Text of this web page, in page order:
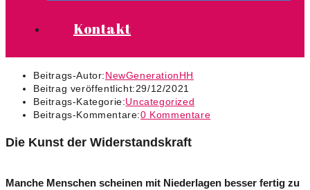
Kontakt
Beitrags-Autor:NewGenerationHH
Beitrag veröffentlicht:29/12/2021
Beitrags-Kategorie:Uncategorized
Beitrags-Kommentare:0 Kommentare
Die Kunst der Widerstandskraft
Manche Menschen scheinen mit Niederlagen besser fertig zu